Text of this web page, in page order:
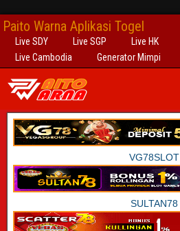
Paito Warna Aplikasi Togel
Live SDY Live SGP Live HK
Live Cambodia
Generator Mimpi
VG78SLOT
SULTAN78